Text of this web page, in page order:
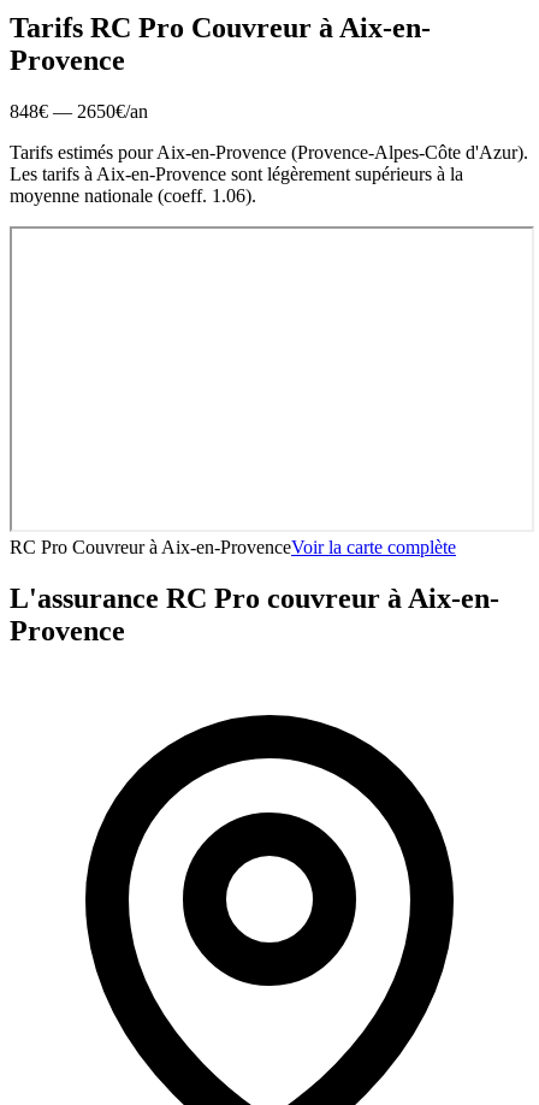
Tarifs RC Pro Couvreur à Aix-en-
Provence
848€ — 2650€/an
Tarifs estimés pourAix-en-Provence (Provence-Alpes-Côte d'Azur).
Les tarifs à Aix-en-Provence sont légèrement supérieurs à la
moyenne nationale (coeff. 1.06).
RC Pro Couvreurà Aix-en-ProvenceVoir la carte complète
L'assurance RC Pro couvreur à Aix-en-
Provence